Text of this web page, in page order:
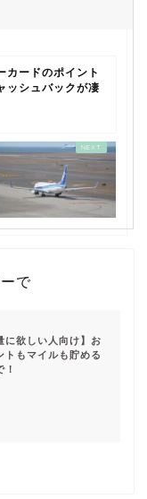
カードのポイント
ッシュバックが凄
で
に欲しい人向け】お
トもマイルも貯める